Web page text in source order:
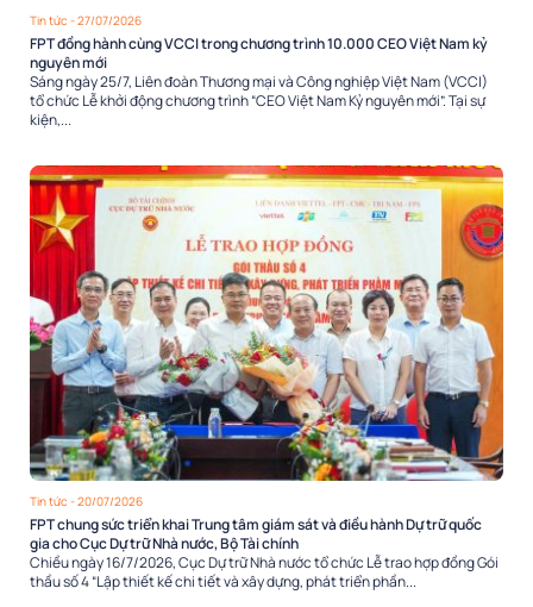
Tin tức - 27/07/2026
FPT đồng hành cùng VCCI trong chương trình 10.000 CEO Việt Nam kỷ
nguyên mới
Sáng ngày 25/7, Liên đoàn Thương mại và Công nghiệp Việt Nam (VCCI)
tổ chức Lễ khởi động chương trình “CEO Việt Nam Kỷ nguyên mới”. Tại sự
kiện,...
Tin tức - 20/07/2026
FPT chung sức triển khai Trung tâm giám sát và điều hành Dự trữ quốc
gia cho Cục Dự trữ Nhà nước, Bộ Tài chính
Chiều ngày 16/7/2026, Cục Dự trữ Nhà nước tổ chức Lễ trao hợp đồng Gói
thầu số 4 “Lập thiết kế chi tiết và xây dựng, phát triển phần...